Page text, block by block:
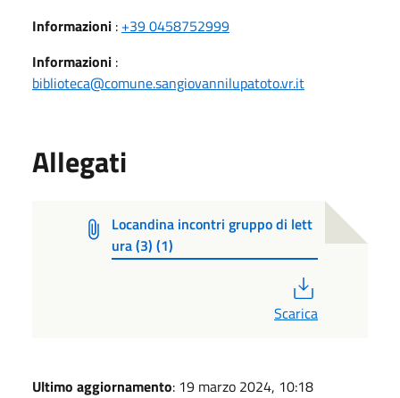
Informazioni : +39 0458752999
Informazioni :
biblioteca@comune.sangiovannilupatoto.vr.it
Allegati
Locandina incontri gruppo di lett
ura (3) (1)
Scarica
Ultimo aggiornamento: 19 marzo 2024, 10:18